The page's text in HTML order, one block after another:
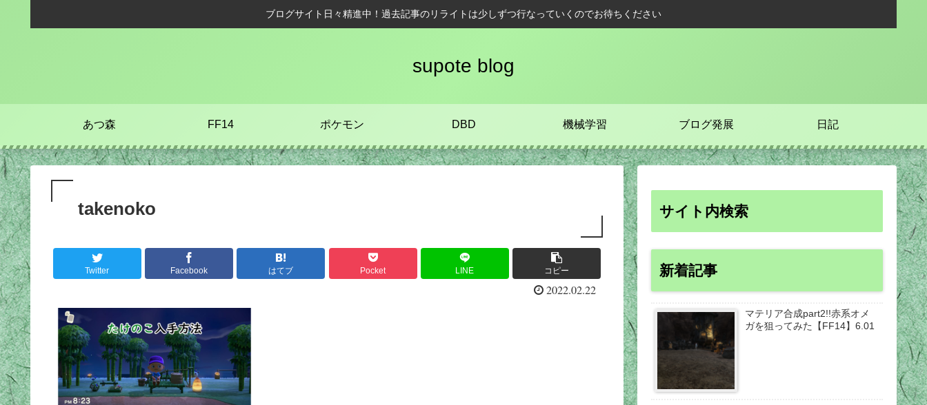
ブログサイト日々精進中！過去記事のリライトは少しずつ行なっていくのでお待ちください
supote blog
あつ森 FF14 ポケモン DBD 機械学習 ブログ発展 日記
takenoko
Twitter Facebook はてブ Pocket LINE コピー
2022.02.22
サイト内検索
新着記事
マテリア合成part2!!赤系オメ
ガを狙ってみた【FF14】6.01